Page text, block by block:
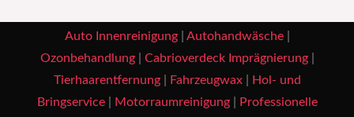
Auto Innenreinigung| Autohandwäsche|
Ozonbehandlung| Cabrioverdeck Imprägnierung|
Tierhaarentfernung| Fahrzeugwax|
Hol- und
Bringservice| Motorraumreinigung| Professionelle